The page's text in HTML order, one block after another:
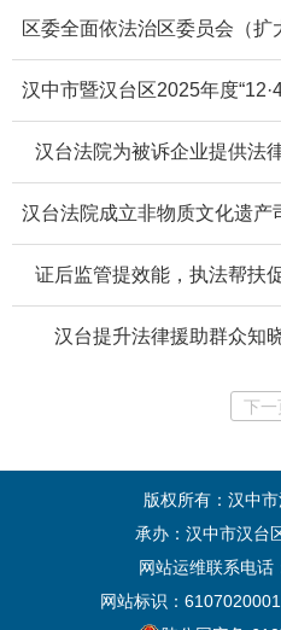
汉台法院为被诉企业提供法
证后监管提效能，执法帮扶
汉台提升法律援助群众知
下一
版权所有：汉中
承办：汉中市汉台
网站运维联系电
网站标识：6107020001